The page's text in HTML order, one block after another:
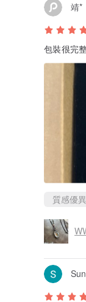
靖*
包裝很完
質感優異